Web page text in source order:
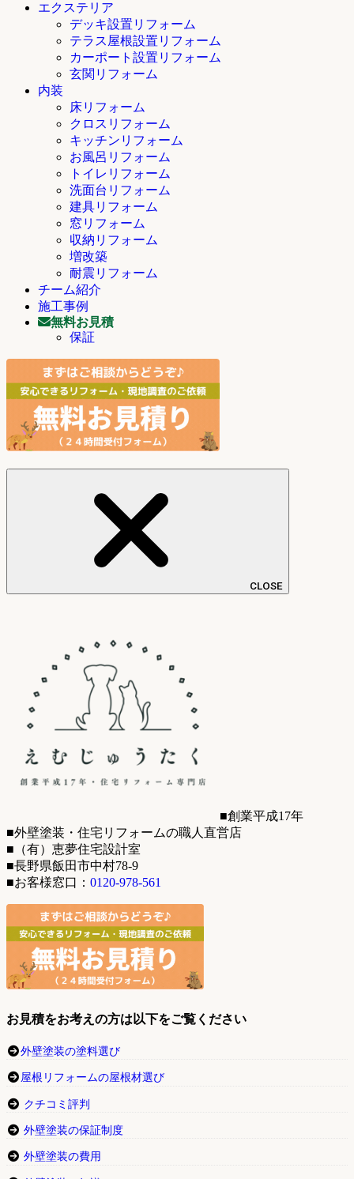
エクステリア
デッキ設置リフォーム
テラス屋根設置リフォーム
カーポート設置リフォーム
玄関リフォーム
内装
床リフォーム
クロスリフォーム
キッチンリフォーム
お風呂リフォーム
トイレリフォーム
洗面台リフォーム
建具リフォーム
窓リフォーム
収納リフォーム
増改築
耐震リフォーム
チーム紹介
施工事例
無料お見積
保証
CLOSE
■創業平成17年
■外壁塗装・住宅リフォームの職人直営店
■（有）恵夢住宅設計室
■長野県飯田市中村78-9
■お客様窓口： 0120-978-561
お見積をお考えの方は以下をご覧ください
外壁塗装の塗料選び
屋根リフォームの屋根材選び
クチコミ評判
外壁塗装の保証制度
外壁塗装の費用